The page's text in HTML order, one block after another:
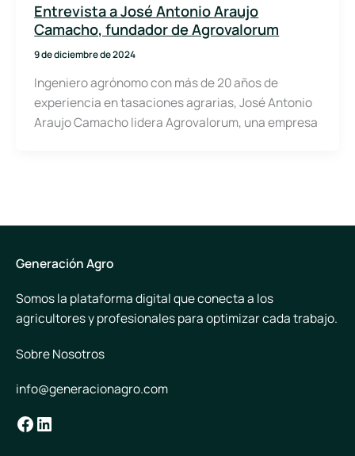
Entrevista a José Antonio Araujo
Camacho, fundador de Agrovalorum
9 de diciembre de 2024
Ingeniero agrónomo con más de 20 años de
experiencia en tasaciones agrarias, José Antonio
Araujo Camacho lidera Agrovalorum, una empresa
Generación Agro
Somos la plataforma digital que conecta a los
agricultores y profesionales para optimizar cada trabajo.
Sobre Nosotros
info@generacionagro.com
Facebook
LinkedIn